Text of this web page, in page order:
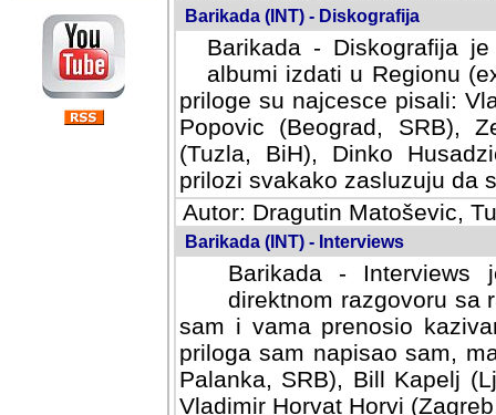
Barikada (INT) - Diskografija
Barikada - Diskografija
albumi izdati u Regionu
priloge su najcesce pisali:
Popovic (Beograd, SRB),
(Tuzla, BiH), Dinko
prilozi svakako zasluzuju da
Autor: Dragutin Matoševic,
Barikada (INT) - Interviews
Barikada -
direktnom razgovoru sa
sam i vama prenosio
priloga sam napisao sam,
Palanka, SRB), Bill Kapelj
Vladimir Horvat Horvi